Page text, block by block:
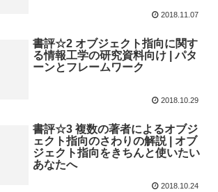
2018.11.07
書評☆2 オブジェクト指向に関す
る情報工学の研究資料向け | パタ
ーンとフレームワーク
2018.10.29
書評☆3 複数の著者によるオブジ
ェクト指向のさわりの解説 | オブ
ジェクト指向をきちんと使いたい
あなたへ
2018.10.24